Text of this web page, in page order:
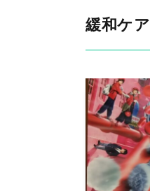
緩和ケア